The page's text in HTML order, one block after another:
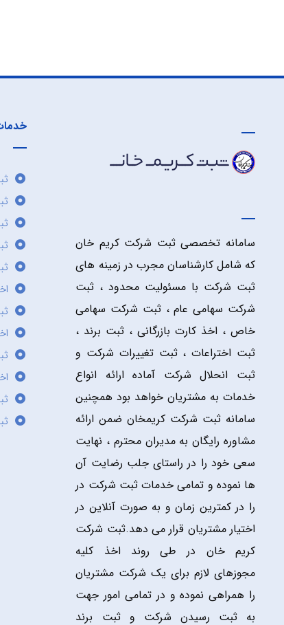
سامانه تخصصی ثبت شرکت کریم خان
که شامل کارشناسان مجرب در زمینه های
ثبت شرکت با مسئولیت محدود ، ثبت
شرکت سهامی عام ، ثبت شرکت سهامی
خاص ، اخذ کارت بازرگانی ، ثبت برند ،
ثبت اختراعات ، ثبت تغییرات شرکت و
ثبت انحلال شرکت آماده ارائه انواع
خدمات به مشتریان خواهد بود همچنین
سامانه ثبت شرکت کریمخان ضمن ارائه
مشاوره رایگان به مدیران محترم ، نهایت
سعی خود را در راستای جلب رضایت آن
ها نموده و تمامی خدمات ثبت شرکت در
را در کمترین زمان و به صورت آنلاین در
اختیار مشتریان قرار می دهد.ثبت شرکت
کریم خان در طی روند اخذ کلیه
مجوزهای لازم برای یک شرکت مشتریان
را همراهی نموده و در تمامی امور جهت
به ثبت رسیدن شرکت و ثبت برند